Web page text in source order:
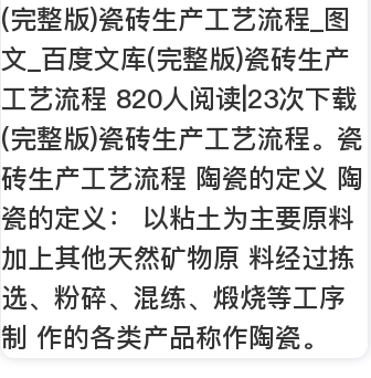
(完整版)瓷砖生产工艺流程_图
文_百度文库(完整版)瓷砖生产
工艺流程 820人阅读|23次下载
(完整版)瓷砖生产工艺流程。瓷
砖生产工艺流程 陶瓷的定义 陶
瓷的定义： 以粘土为主要原料
加上其他天然矿物原 料经过拣
选、粉碎、混练、煅烧等工序
制 作的各类产品称作陶瓷。